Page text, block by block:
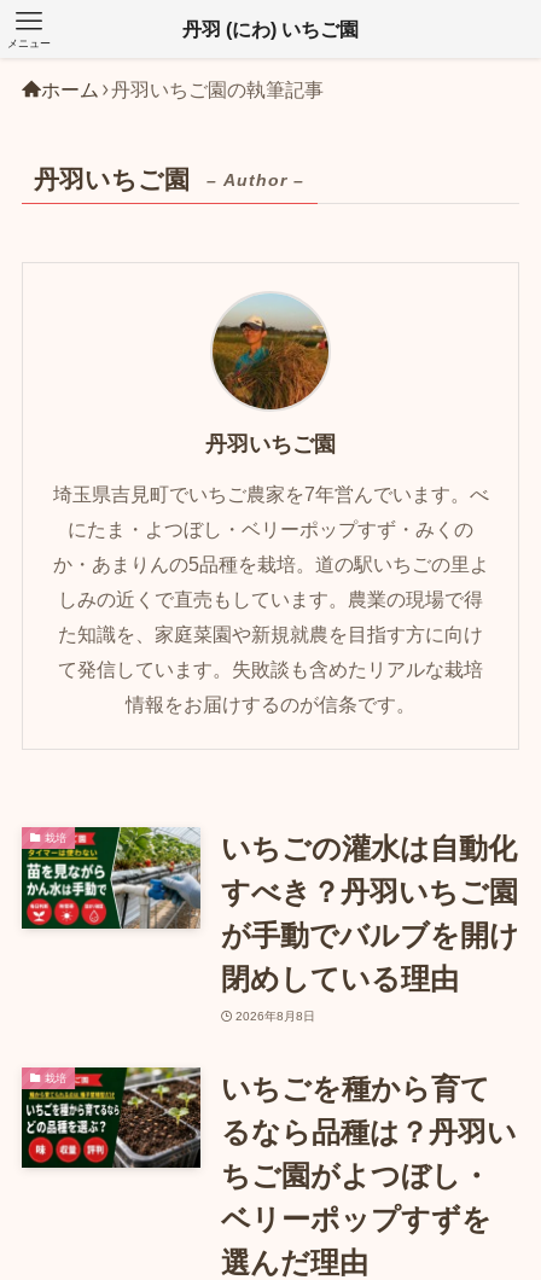
丹羽 (にわ) いちご園
メニュー
ホーム 丹羽いちご園の執筆記事
丹羽いちご園 – Author –
丹羽いちご園
埼玉県吉見町でいちご農家を7年営んでいます。べ
にたま・よつぼし・ベリーポップすず・みくの
か・あまりんの5品種を栽培。道の駅いちごの里よ
しみの近くで直売もしています。農業の現場で得
た知識を、家庭菜園や新規就農を目指す方に向け
て発信しています。失敗談も含めたリアルな栽培
情報をお届けするのが信条です。
栽培
いちごの灌水は自動化
すべき？丹羽いちご園
が手動でバルブを開け
閉めしている理由
2026年8月8日
栽培
いちごを種から育て
るなら品種は？丹羽い
ちご園がよつぼし・
ベリーポップすずを
選んだ理由